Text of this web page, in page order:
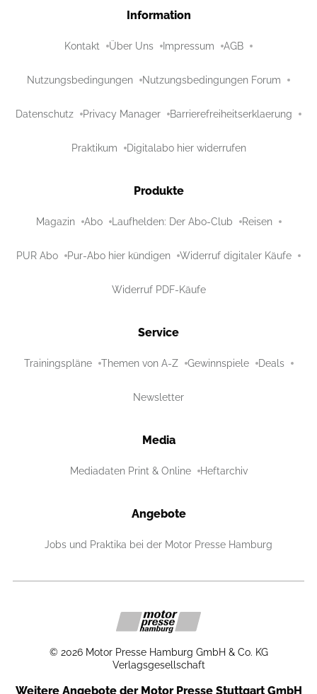
Information
Kontakt Über Uns Impressum AGB
Nutzungsbedingungen Nutzungsbedingungen Forum
Datenschutz Privacy Manager Barrierefreiheitserklaerung
Praktikum Digitalabo hier widerrufen
Produkte
Magazin Abo Laufhelden: Der Abo-Club Reisen
PUR Abo Pur-Abo hier kündigen Widerruf digitaler Käufe
Widerruf PDF-Käufe
Service
Trainingspläne Themen von A-Z Gewinnspiele Deals
Newsletter
Media
Mediadaten Print & Online Heftarchiv
Angebote
Jobs und Praktika bei der Motor Presse Hamburg
© 2026 Motor Presse Hamburg GmbH & Co. KG
Verlagsgesellschaft
Weitere Angebote der Motor Presse Stuttgart GmbH